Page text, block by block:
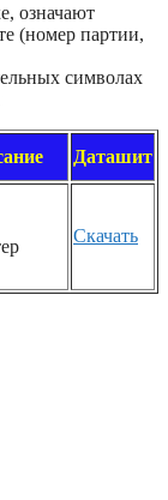
означают
(номер партии,
символах
Даташит
Скачать